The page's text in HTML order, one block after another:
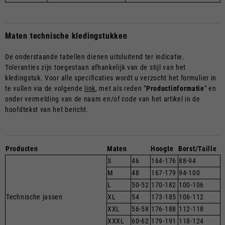
Maten technische kledingstukken
De onderstaande tabellen dienen uitsluitend ter indicatie.
Toleranties zijn toegestaan afhankelijk van de stijl van het
kledingstuk. Voor alle specificaties wordt u verzocht het formulier in
te vullen via de volgende
link, met als reden "Productinformatie" en
onder vermelding van de naam en/of code van het artikel in de
hoofdtekst van het bericht.
Producten Maten Hoogte Borst/Taille
Technische jassen
S 46 164-176 88-94
M
48 167-179 94-100
L
50-52 170-182 100-106
XL
54 173-185 106-112
XXL
56-58 176-188 112-118
XXXL
60-62 179-191 118-124